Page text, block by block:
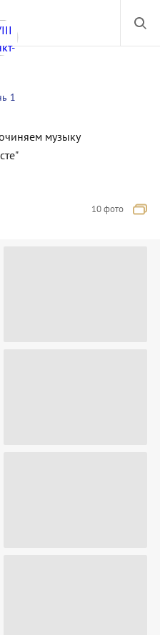
1
музыку
10 фото